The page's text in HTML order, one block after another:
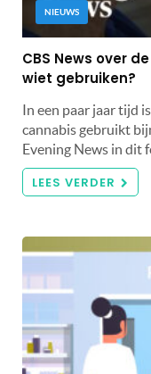
NIEUWS
CBS News over
wiet gebruiken?
In een paar jaar tijd
cannabis gebruikt
Evening News in dit
LEES VERDER